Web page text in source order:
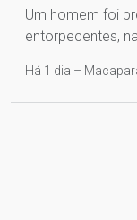
Um homem foi
entorpecentes,
Há 1 dia –